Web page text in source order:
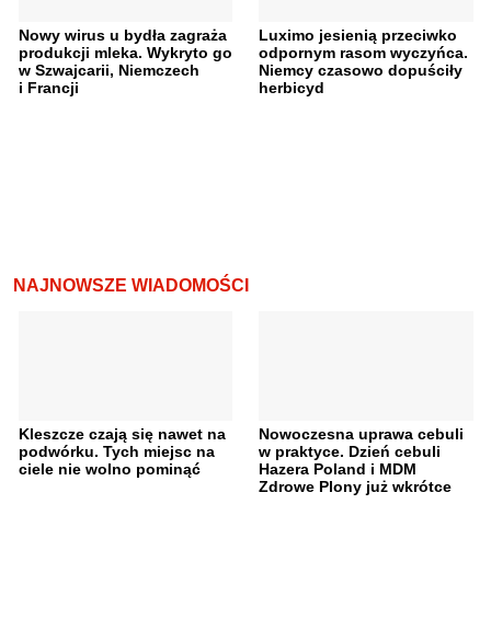
Nowy wirus u bydła zagraża
produkcji mleka. Wykryto go
w Szwajcarii, Niemczech
i Francji
Luximo jesienią przeciwko
odpornym rasom wyczyńca.
Niemcy czasowo dopuściły
herbicyd
NAJNOWSZE WIADOMOŚCI
Kleszcze czają się nawet na
podwórku. Tych miejsc na
ciele nie wolno pominąć
Nowoczesna uprawa cebuli
w praktyce. Dzień cebuli
Hazera Poland i MDM
Zdrowe Plony już wkrótce